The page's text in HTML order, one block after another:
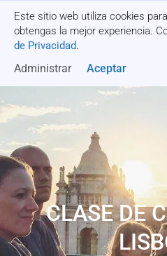
Este sitio web utiliza cookies
obtengas la mejor experiencia.
de Privacidad.
Administrar Aceptar
CLASE DE